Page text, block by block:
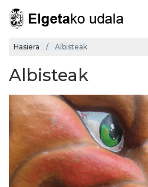
Hasiera Albisteak
Albisteak